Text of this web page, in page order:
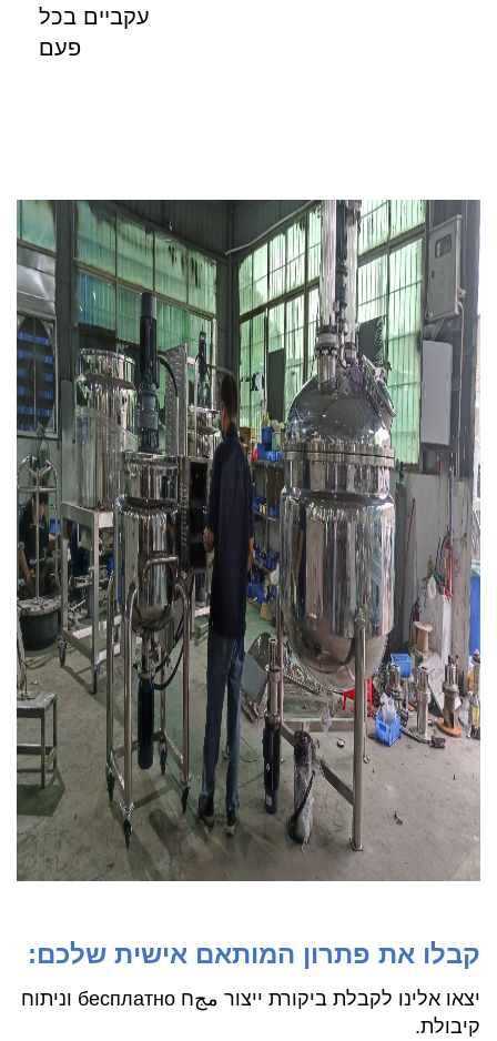
עקביים בכל
פעם
קבלו את פתרון המותאם אישית שלכם:
יצאו אלינו לקבלת ביקורת ייצור مجח бесплатно וניתוח
קיבולת.